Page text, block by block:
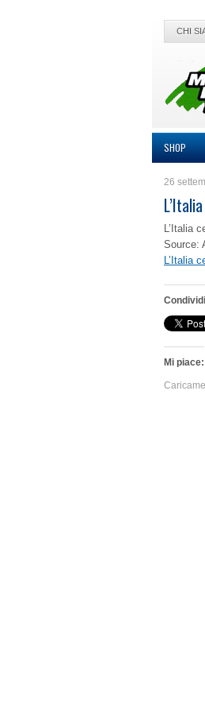
CHI
SHOP
26
L’Italia
Source:
L’Italia
Mi piace: